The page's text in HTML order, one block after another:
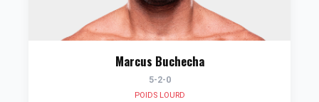
Marcus Buchecha
5-2-0
POIDS LOURD